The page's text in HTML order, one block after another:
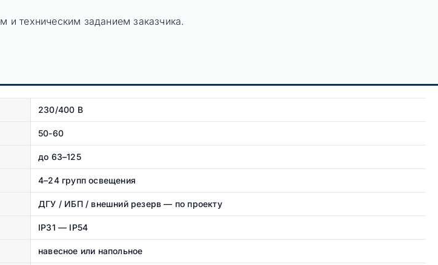
и техническим заданием заказчика.
230/400 В
50-60
до 63–125
4–24 групп освещения
ДГУ / ИБП / внешний резерв — по проекту
IP31 — IP54
навесное или напольное